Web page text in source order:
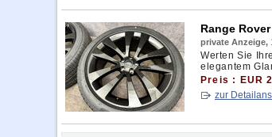
Range
private Anzeige,
Werten Sie
elegantem
Preis : EUR
zur